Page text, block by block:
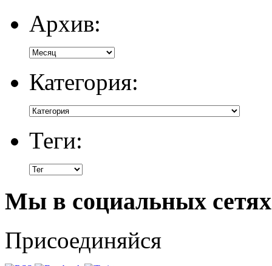
Архив:
Категория:
Теги:
Мы в социальных сетях
Присоединяйся